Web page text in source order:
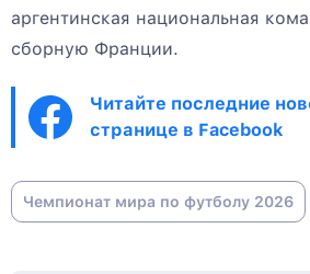
аргентинская национальная
сборную Франции.
Читайте последние
странице в Facebook
Чемпионат мира по футболу 2026